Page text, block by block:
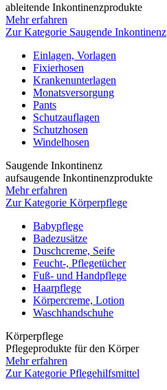
ableitende Inkontinenzprodukte
Mehr erfahren
Zur Kategorie Saugende Inkontinenz
Einlagen, Vorlagen
Fixierhosen
Krankenunterlagen
Monatsversorgung
Pants
Schutzauflagen
Schutzhosen
Windelhosen
Saugende Inkontinenz
aufsaugende Inkontinenzprodukte
Mehr erfahren
Zur Kategorie Körperpflege
Babypflege
Badezusätze
Duschcreme, Seife
Feucht-, Pflegetücher
Fuß- und Handpflege
Haarpflege
Körpercreme, Lotion
Waschhandschuhe
Körperpflege
Pflegeprodukte für den Körper
Mehr erfahren
Zur Kategorie Pflegehilfsmittel